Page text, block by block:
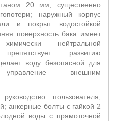
20 мм, существенно
наружный корпус
и покрыт водостойкой
поверхность бака имеет
нейтральной
развитию
воду безопасной для
внешним
пользователя;
анкерные болты с гайкой 2
воды с прямоточной